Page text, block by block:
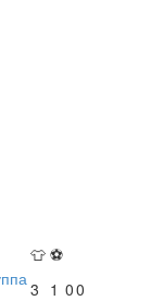
👕 ⚽
3 1 00